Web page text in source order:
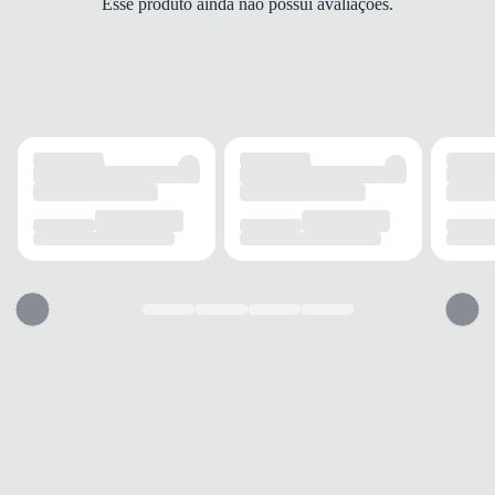
SOLADO
Borracha
ADERÊNCIA
Alta
Médio
FECHAMENTO
Esse produto ainda não possui avaliações.